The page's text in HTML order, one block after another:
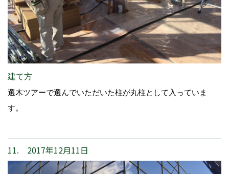
建て方
選木ツアーで選んでいただいた柱が丸柱として入っていま
す。
11. 2017年12月11日